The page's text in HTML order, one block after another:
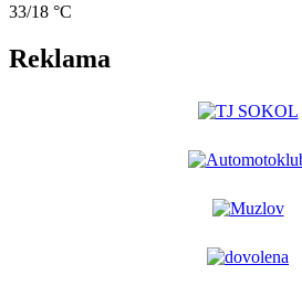
33/18 °C
Reklama